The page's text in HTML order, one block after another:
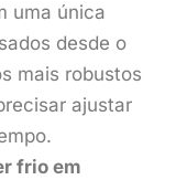
uma única
desde o
mais robustos
ajustar
frio em